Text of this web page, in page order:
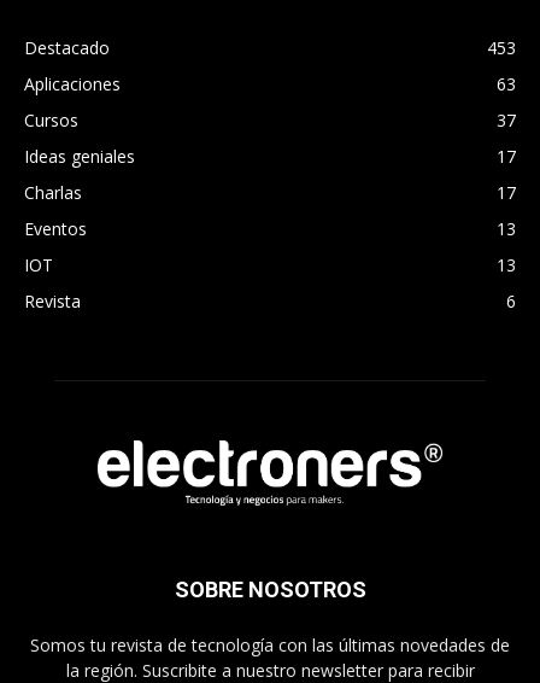
Destacado
453
Aplicaciones
63
Cursos
37
Ideas geniales
17
Charlas
17
Eventos
13
IOT
13
Revista
6
SOBRE NOSOTROS
Somos tu revista de tecnología con las últimas novedades de
la región. Suscribite a nuestro newsletter para recibir